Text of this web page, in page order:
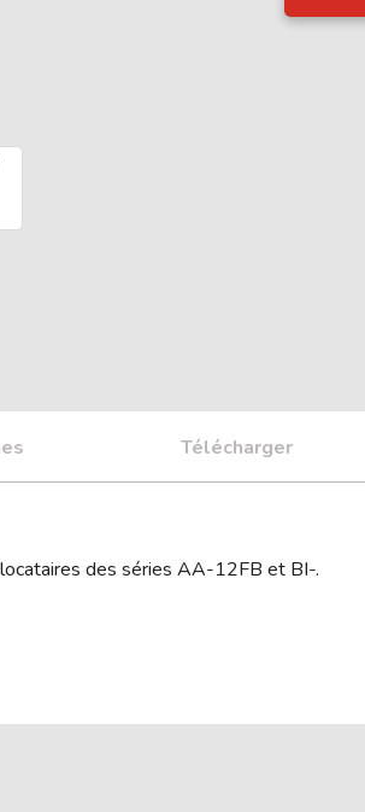
Télécharger
des séries AA-12FB et BI-.